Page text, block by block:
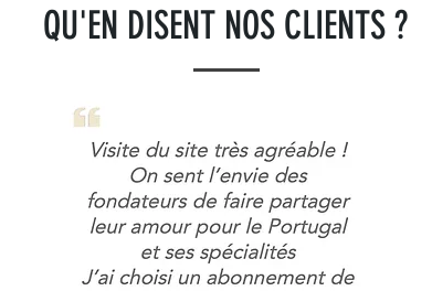
QU'EN DISENT NOS CLIENTS ?